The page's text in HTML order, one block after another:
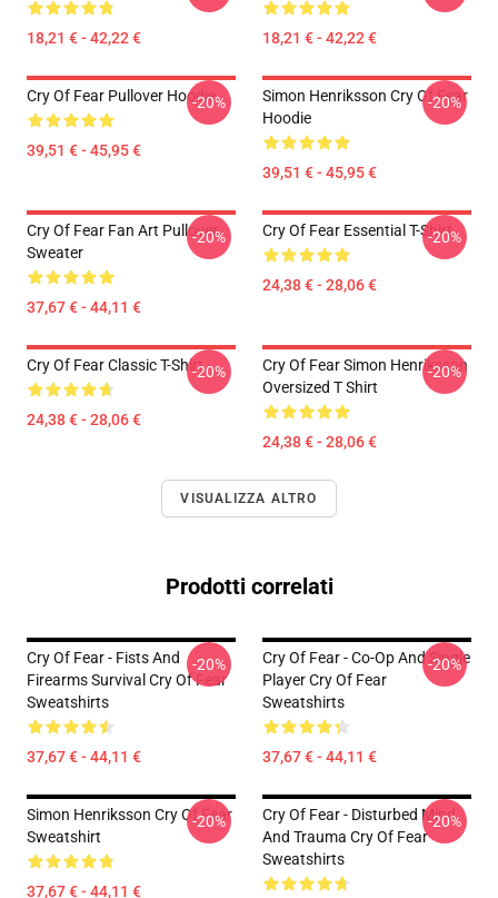
18,21 € - 42,22 € 18,21 € - 42,22 €
Cry Of Fear Pullover Hoodie
39,51 € - 45,95 €
-20%
Simon Henriksson Cry Of Fear
Hoodie
39,51 € - 45,95 €
-20%
Cry Of Fear Fan Art Pullover
Sweater
37,67 € - 44,11 €
-20% Cry Of Fear Essential T-Shirt
24,38 € - 28,06 €
-20%
Cry Of Fear Classic T-Shirt
24,38 € - 28,06 €
-20%
Cry Of Fear Simon Henriksson
Oversized T Shirt
24,38 € - 28,06 €
-20%
VISUALIZZA ALTRO
Prodotti correlati
Cry Of Fear - Fists And
Firearms Survival Cry Of Fear
Sweatshirts
37,67 € - 44,11 €
-20%
Cry Of Fear - Co-Op And Single
Player Cry Of Fear
Sweatshirts
37,67 € - 44,11 €
-20%
Simon Henriksson Cry Of Fear
Sweatshirt
37,67 € - 44,11 €
-20%
Cry Of Fear - Disturbed Mind
And Trauma Cry Of Fear
Sweatshirts
-20%